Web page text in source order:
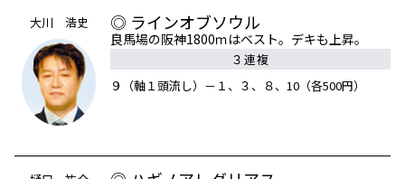
大川 浩史 ◎ ラインオブソウル
良馬場の阪神1800ｍはベスト。デキも上昇。
３連複
９（軸１頭流し）－１、３、８、10（各500円）